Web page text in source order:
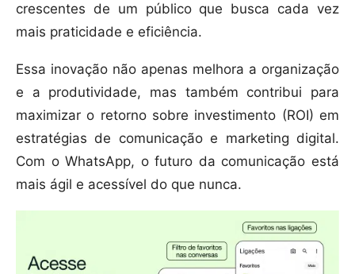
crescentes de um público que busca cada vez
mais praticidade e eficiência.
Essa inovação não apenas melhora a organização
e a produtividade, mas também contribui para
maximizar o retorno sobre investimento (ROI) em
estratégias de comunicação e marketing digital.
Com o WhatsApp, o futuro da comunicação está
mais ágil e acessível do que nunca.